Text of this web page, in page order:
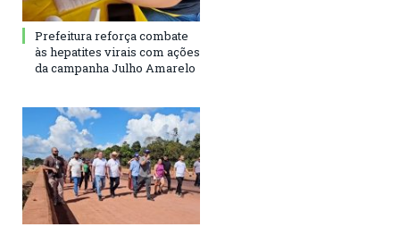
Prefeitura reforça combate
às hepatites virais com ações
da campanha Julho Amarelo